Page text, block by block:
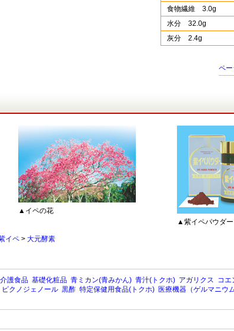
食物繊維 3.0g
水分 32.0g
灰分 2.4g
ペ
▲イペの花
▲紫イペパウダー
イペ > 大元酵素
介護食品 基礎化粧品 青ミカン(青みかん) 青汁(トクホ) アガリクス コエ
ピクノジェノール 黒酢 特定保健用食品(トクホ) 医療機器（ゲルマニウム